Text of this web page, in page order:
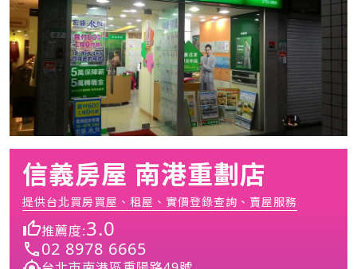
信義房屋 南港重劃店
提供台北買房買屋、租屋、實價登錄查詢、賣屋服務
推薦度:3.0
02 8978 6665